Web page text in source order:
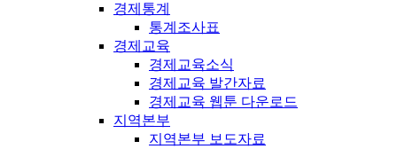
경제통계
통계조사표
경제교육
경제교육소식
경제교육 발간자료
경제교육 웹툰 다운로드
지역본부
지역본부 보도자료